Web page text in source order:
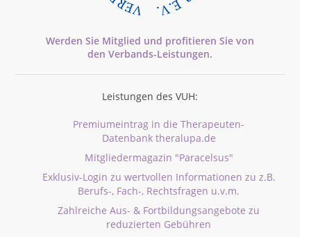
Werden Sie Mitglied und profitieren Sie von
den Verbands-Leistungen.
Leistungen des VUH:
Premiumeintrag in die Therapeuten-
Datenbank theralupa.de
Mitgliedermagazin "Paracelsus"
Exklusiv-Login zu wertvollen Informationen zu z.B.
Berufs-, Fach-, Rechtsfragen u.v.m.
Zahlreiche Aus- & Fortbildungsangebote zu
reduzierten Gebühren